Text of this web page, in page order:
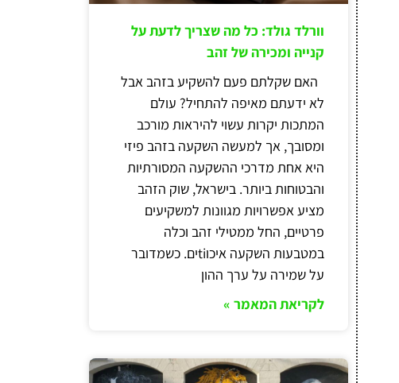
וורלד גולד: כל מה שצריך לדעת על
קנייה ומכירה של זהב
האם שקלתם פעם להשקיע בזהב אבל
לא ידעתם מאיפה להתחיל? עולם
המתכות יקרות עשוי להיראות מורכב
ומסובך, אך למעשה השקעה בזהב פיזי
היא אחת מדרכי ההשקעה המסורתיות
והבטוחות ביותר. בישראל, שוק הזהב
מציע אפשרויות מגוונות למשקיעים
פרטיים, החל ממטילי זהב וכלה
במטבעות השקעה איכוtiים. כשמדובר
על שמירה על ערך ההון
לקריאת המאמר »